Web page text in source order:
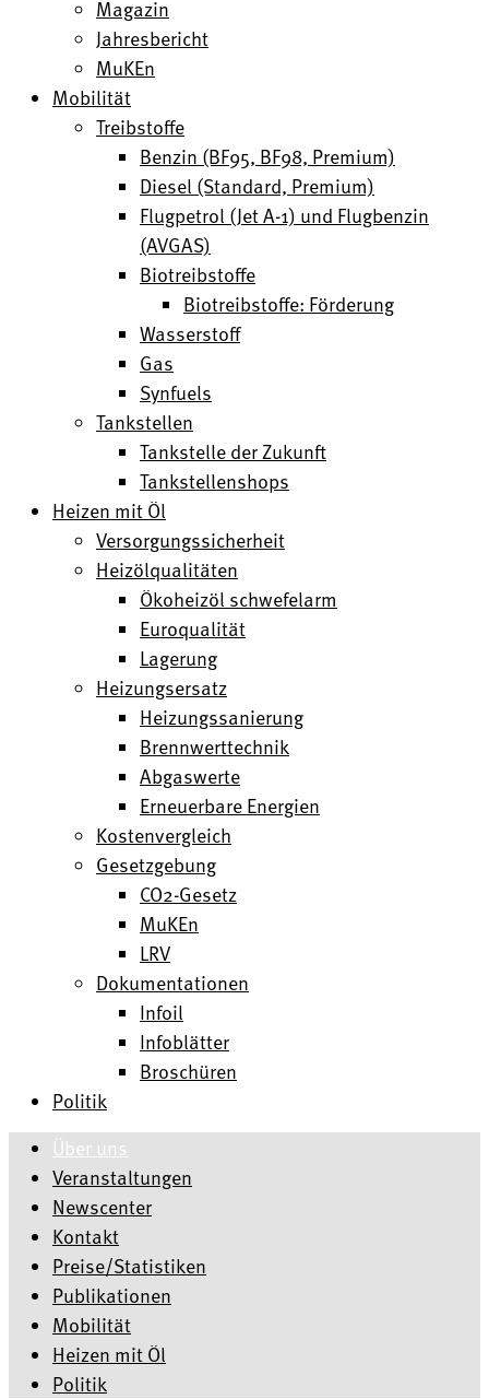
Magazin
Jahresbericht
MuKEn
Mobilität
Treibstoffe
Benzin (BF95, BF98, Premium)
Diesel (Standard, Premium)
Flugpetrol (Jet A-1) und Flugbenzin
(AVGAS)
Biotreibstoffe
Biotreibstoffe: Förderung
Wasserstoff
Gas
Synfuels
Tankstellen
Tankstelle der Zukunft
Tankstellenshops
Heizen mit Öl
Versorgungssicherheit
Heizölqualitäten
Ökoheizöl schwefelarm
Euroqualität
Lagerung
Heizungsersatz
Heizungssanierung
Brennwerttechnik
Abgaswerte
Erneuerbare Energien
Kostenvergleich
Gesetzgebung
CO2-Gesetz
MuKEn
LRV
Dokumentationen
Infoil
Infoblätter
Broschüren
Politik
Über uns
Veranstaltungen
Newscenter
Kontakt
Preise/Statistiken
Publikationen
Mobilität
Heizen mit Öl
Politik